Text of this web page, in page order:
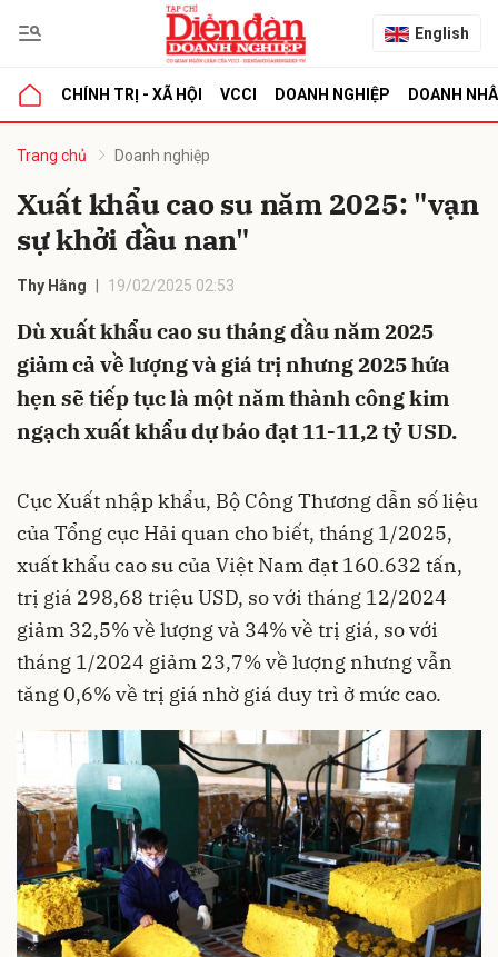
English
CHÍNH TRỊ - XÃ HỘI VCCI DOANH NGHIỆP DOANH
Trang chủ Doanh nghiệp
Xuất khẩu cao su năm 2025: "vạn
sự khởi đầu nan"
Thy Hằng 19/02/2025 02:53
Dù xuất khẩu cao su tháng đầu năm 2025
giảm cả về lượng và giá trị nhưng 2025 hứa
hẹn sẽ tiếp tục là một năm thành công kim
ngạch xuất khẩu dự báo đạt 11-11,2 tỷ USD.
Cục Xuất nhập khẩu, Bộ Công Thương dẫn số liệu
của Tổng cục Hải quan cho biết, tháng 1/2025,
xuất khẩu cao su của Việt Nam đạt 160.632 tấn,
trị giá 298,68 triệu USD, so với tháng 12/2024
giảm 32,5% về lượng và 34% về trị giá, so với
tháng 1/2024 giảm 23,7% về lượng nhưng vẫn
tăng 0,6% về trị giá nhờ giá duy trì ở mức cao.
luận
Hủy